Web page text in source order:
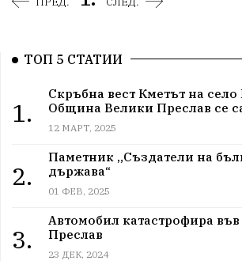
ТОП 5 СТАТИИ
1.
Скръбна вест Кметът на
Община Велики Преслав се
12 МАРТ, 2025
2.
Паметник „Създатели на
държава“
01 ФЕВ, 2025
3.
Автомобил катастрофира
Преслав
23 ДЕК, 2024